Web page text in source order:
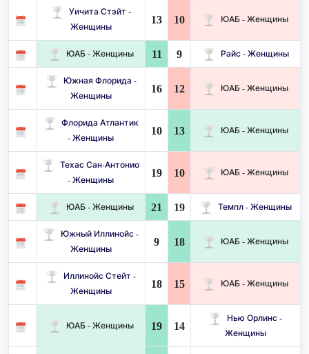
Уичита Стэйт -
Женщины
13 10 ЮАБ - Женщины
ЮАБ - Женщины 11 9 Райс - Женщины
Южная Флорида -
Женщины
16 12 ЮАБ - Женщины
Флорида Атлантик
- Женщины
10 13 ЮАБ - Женщины
Техас Сан-Антонио
- Женщины
19 10 ЮАБ - Женщины
ЮАБ - Женщины 21 19 Темпл - Женщины
Южный Иллинойс -
Женщины
9 18 ЮАБ - Женщины
Иллинойс Стейт -
Женщины
18 15 ЮАБ - Женщины
ЮАБ - Женщины 19 14
Нью Орлинс -
Женщины